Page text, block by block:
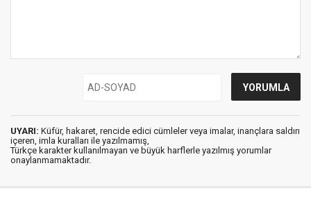
UYARI: Küfür, hakaret, rencide edici cümleler veya imalar, inançlara saldırı
içeren, imla kuralları ile yazılmamış,
Türkçe karakter kullanılmayan ve büyük harflerle yazılmış yorumlar
onaylanmamaktadır.